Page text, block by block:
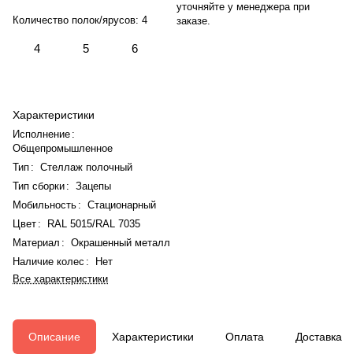
Количество полок/ярусов: 4
4 5 6
Характеристики
Исполнение :
Общепромышленное
Тип : Стеллаж полочный
Тип сборки: Зацепы
Мобильность : Стационарный
Цвет :
RAL 5015/RAL 7035
Материал : Окрашенный металл
Наличие колес :
Нет
Все характеристики
уточняйте у менеджера при
заказе.
Описание Характеристики Оплата Доставка